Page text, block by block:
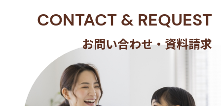
CONTACT & REQUEST
お問い合わせ・資料請求